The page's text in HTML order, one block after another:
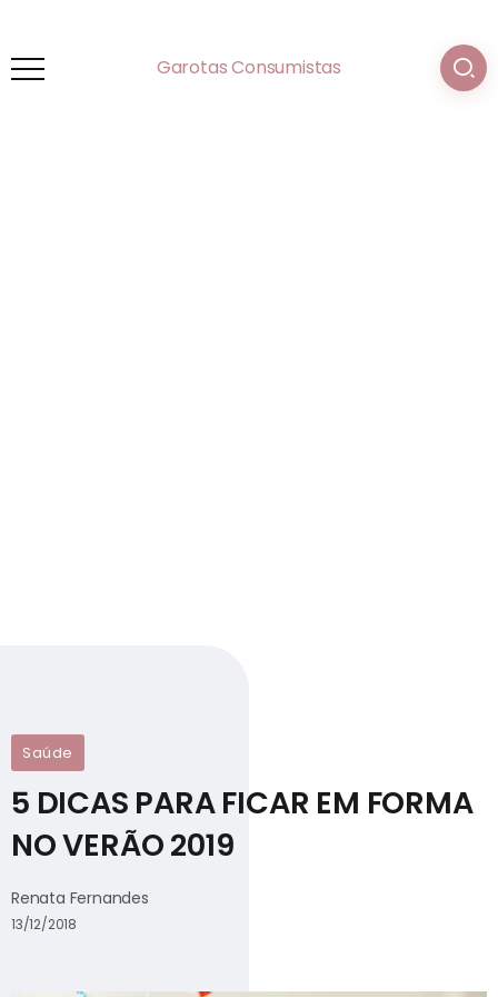
Garotas Consumistas
Saúde
5 DICAS PARA FICAR EM FORMA
NO VERÃO 2019
Renata Fernandes
13/12/2018